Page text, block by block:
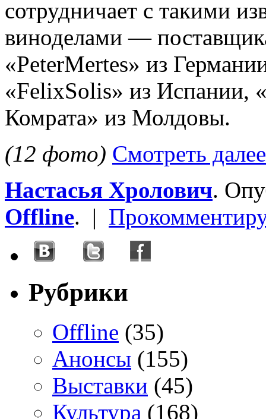
сотрудничает с такими
виноделами —
«PeterMertes» из
«FelixSolis» из Испании,
Комрата» из Молдовы.
(12 фото) Смотреть
Настасья Хролович.
Offline. |
Рубрики
Offline (35)
Анонсы (155)
Выставки (45)
Культура (168)